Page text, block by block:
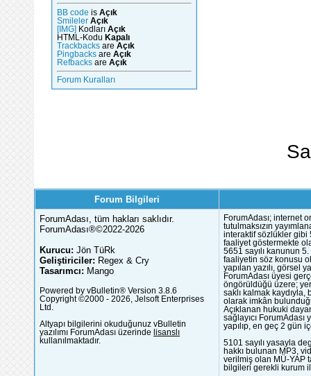
BB code is Açık
Smileler Açık
[IMG] Kodları Açık
HTML-Kodu Kapalı
Trackbacks are Açık
Pingbacks are Açık
Refbacks are Açık
Forum Kuralları
Forum Bilgileri
ForumAdası, tüm hakları saklıdır.
ForumAdası®©2022-2026
Kurucu: Jön TüRk
Geliştiriciler: Regex & Cry
Tasarımcı: Mango
Powered by vBulletin® Version 3.8.6
Copyright ©2000 - 2026, Jelsoft Enterprises
Ltd.
Altyapı bilgilerini okuduğunuz vBulletin
yazılımı ForumAdası üzerinde lisanslı
kullanılmaktadır.
ForumAdası; internet
tutulmaksızın
interaktif sözlükler gibi
faaliyet göstermekte
5651 sayılı kanunun
faaliyetin söz konusu
yapılan yazılı, görsel
ForumAdası üyesi
öngörüldüğü üzere;
saklı kalmak
olarak imkân
Açıklanan hukuki
sağlayıcı
yapılıp, en geç 2 gün
5101 sayılı yasayla
hakkı bulunan MP3,
verilmiş olan MÜ-YAP
bilgileri gerekli kurum